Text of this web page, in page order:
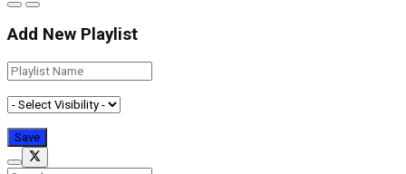
Add New Playlist